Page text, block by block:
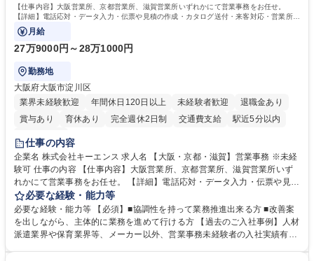
【仕事内容】大阪営業所、京都営業所、滋賀営業所いずれかにて営業事務をお任せ。
【詳細】電話応対・データ入力・伝票や見積の作成・カタログ送付・来客対応・営業所内
で発生する事務業務や業務改善をお任せ。
月給
27万9000円～28万1000円
勤務地
大阪府大阪市淀川区
業界未経験歓迎
年間休日120日以上 未経験者歓迎
退職金あり
賞与あり
育休あり 完全週休2日制 交通費支給
駅近5分以内
土日祝休み
仕事の内容
企業名 株式会社キーエンス 求人名 【大阪・京都・滋賀】営業事務 ※未経
験可 仕事の内容 【仕事内容】大阪営業所、京都営業所、滋賀営業所いず
れかにて営業事務をお任せ。 【詳細】電話応対・データ入力・伝票や見積
の作成・カタログ送付・来客対応・営業所内で発生する事務業務や業務改
善をお任せ。 【教育制度】ご入社後、育成担当とペアになりながらOJTに
て業務を覚えていただくことが可能です。業務システムがきちんと構築さ
れているため、スムーズに仕事に慣れることができる環境です。また、
必要な経験・能力等
必要な経験・能力等 【必須】■協調性を持って業務推進出来る方 ■改善案
を出しながら、主体的に業務を進めて行ける方 【過去のご入社事例】人材
派遣業界や保育業界等、メーカー以外、営業事務未経験者の入社実績有